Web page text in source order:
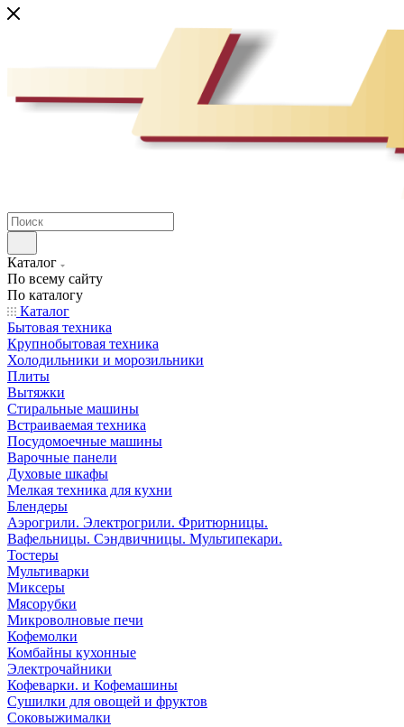
Каталог
По всему сайту
По каталогу
Каталог
Бытовая техника
Крупнобытовая техника
Холодильники и морозильники
Плиты
Вытяжки
Стиральные машины
Встраиваемая техника
Посудомоечные машины
Варочные панели
Духовые шкафы
Мелкая техника для кухни
Блендеры
Аэрогрили. Электрогрили. Фритюрницы.
Вафельницы. Сэндвичницы. Мультипекари.
Тостеры
Мультиварки
Миксеры
Мясорубки
Микроволновые печи
Кофемолки
Комбайны кухонные
Электрочайники
Кофеварки. и Кофемашины
Сушилки для овощей и фруктов
Соковыжималки